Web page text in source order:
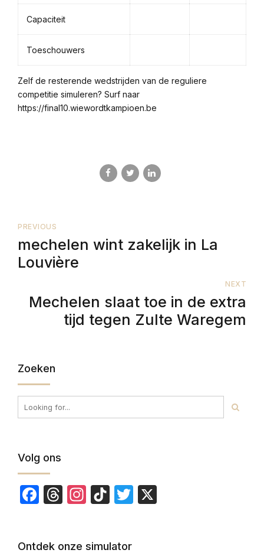
Capaciteit
Toeschouwers
Zelf de resterende wedstrijden van de reguliere
competitie simuleren? Surf naar
https://final10.wiewordtkampioen.be
PREVIOUS
mechelen wint zakelijk in La
Louvière
NEXT
Mechelen slaat toe in de extra
tijd tegen Zulte Waregem
Zoeken
Volg ons
Facebook
Threads
Instagram
TikTokTwitter
Ontdek onze simulator